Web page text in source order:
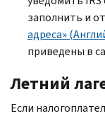
заполнить и
адреса»
приведены в
Летний
Если